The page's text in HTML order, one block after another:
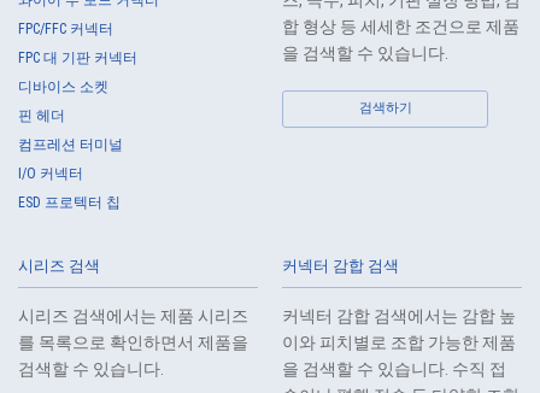
Company shall supervise such data as required and appropriate so as
to ensure the security control of the personal data of the Customers,
etc.
When the Company entrusts the handling of the personal data of the
Customers, etc., the Company shall supervise the handling of such
data as required and appropriate so as to ensure such data
appropriate security control of the personal data of the Customers, etc.
obtaining the prior consent of the individual.
Except as otherwise required by law, the Company shall properly fulfill
the verification and recording obligations stipulated by law when the
FPC/FFC 커넥터
FPC 대 기판 커넥터
디바이스 소켓
핀 헤더
컴프레션 터미널
I/O 커넥터
ESD 프로텍터 칩
합 형상 등 세세한 조건으로 제품
을 검색할 수 있습니다.
검색하기
시리즈 검색
시리즈 검색에서는 제품 시리즈
를 목록으로 확인하면서 제품을
검색할 수 있습니다.
커넥터 감합 검색
커넥터 감합 검색에서는 감합 높
이와 피치별로 조합 가능한 제품
을 검색할 수 있습니다. 수직 접